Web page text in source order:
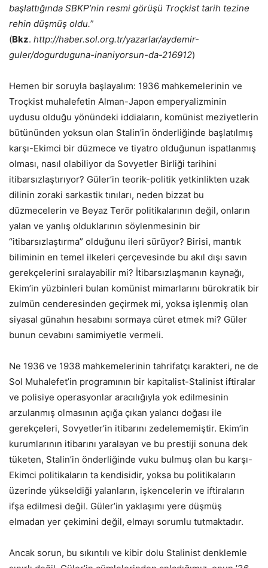
başlattığında SBKP’nin resmi görüşü Troçkist tarih tezine
rehin düşmüş oldu.”
(Bkz. http://haber.sol.org.tr/yazarlar/aydemir-
guler/dogurduguna-inaniyorsun-da-216912)
Hemen bir soruyla başlayalım: 1936 mahkemelerinin ve
Troçkist muhalefetin Alman-Japon emperyalizminin
uydusu olduğu yönündeki iddiaların, komünist meziyetlerin
bütününden yoksun olan Stalin’in önderliğinde başlatılmış
karşı-Ekimci bir düzmece ve tiyatro olduğunun ispatlanmış
olması, nasıl olabiliyor da Sovyetler Birliği tarihini
itibarsızlaştırıyor? Güler’in teorik-politik yetkinlikten uzak
dilinin zoraki sarkastik tınıları, neden bizzat bu
düzmecelerin ve Beyaz Terör politikalarının değil, onların
yalan ve yanlış olduklarının söylenmesinin bir
“itibarsızlaştırma” olduğunu ileri sürüyor? Birisi, mantık
biliminin en temel ilkeleri çerçevesinde bu akıl dışı savın
gerekçelerini sıralayabilir mi? İtibarsızlaşmanın kaynağı,
Ekim’in yüzbinleri bulan komünist mimarlarını bürokratik bir
zulmün cenderesinden geçirmek mi, yoksa işlenmiş olan
siyasal günahın hesabını sormaya cüret etmek mi? Güler
bunun cevabını samimiyetle vermeli.
Ne 1936 ve 1938 mahkemelerinin tahrifatçı karakteri, ne de
Sol Muhalefet’in programının bir kapitalist-Stalinist iftiralar
ve polisiye operasyonlar aracılığıyla yok edilmesinin
arzulanmış olmasının açığa çıkan yalancı doğası ile
gerekçeleri, Sovyetler’in itibarını zedelememiştir. Ekim’in
kurumlarının itibarını yaralayan ve bu prestiji sonuna dek
tüketen, Stalin’in önderliğinde vuku bulmuş olan bu karşı-
Ekimci politikaların ta kendisidir, yoksa bu politikaların
üzerinde yükseldiği yalanların, işkencelerin ve iftiraların
ifşa edilmesi değil. Güler’in yaklaşımı yere düşmüş
elmadan yer çekimini değil, elmayı sorumlu tutmaktadır.
Ancak sorun, bu sıkıntılı ve kibir dolu Stalinist denklemle